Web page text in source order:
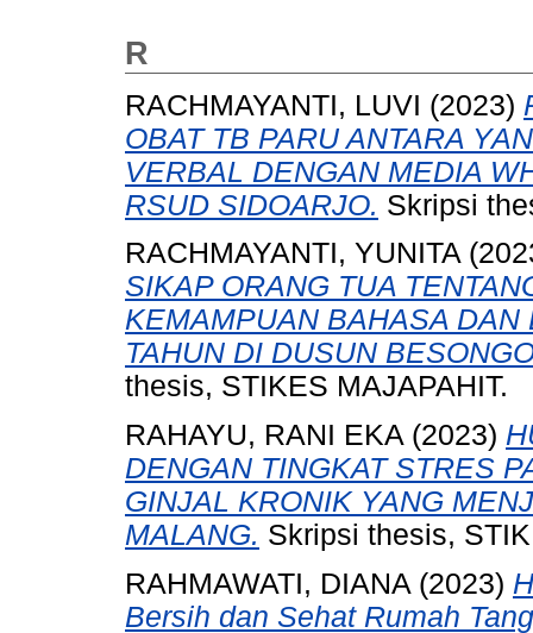
R
RACHMAYANTI, LUVI (2023)
OBAT TB PARU ANTARA
VERBAL DENGAN MEDIA
RSUD SIDOARJO. Skripsi
RACHMAYANTI, YUNITA
SIKAP ORANG TUA
KEMAMPUAN BAHASA DAN
TAHUN DI DUSUN
thesis, STIKES MAJAPAHIT.
RAHAYU, RANI EKA (2023)
DENGAN TINGKAT STRES
GINJAL KRONIK YANG
MALANG. Skripsi thesis,
RAHMAWATI, DIANA (2023)
Bersih dan Sehat Rumah